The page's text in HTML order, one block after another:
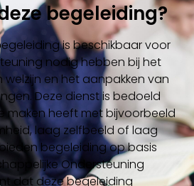
begeleiding?
is beschikbaar voor
nodig hebben bij het
en het aanpakken van
Deze dienst is bedoeld
maken heeft met bijvoorbeeld
laag zelfbeeld of laag
begeleiding op basis
Ondersteuning
dat deze begeleiding